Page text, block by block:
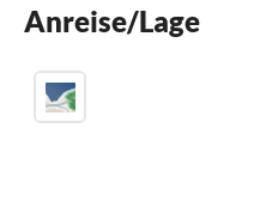
Kinderbett
Anreise/Lage